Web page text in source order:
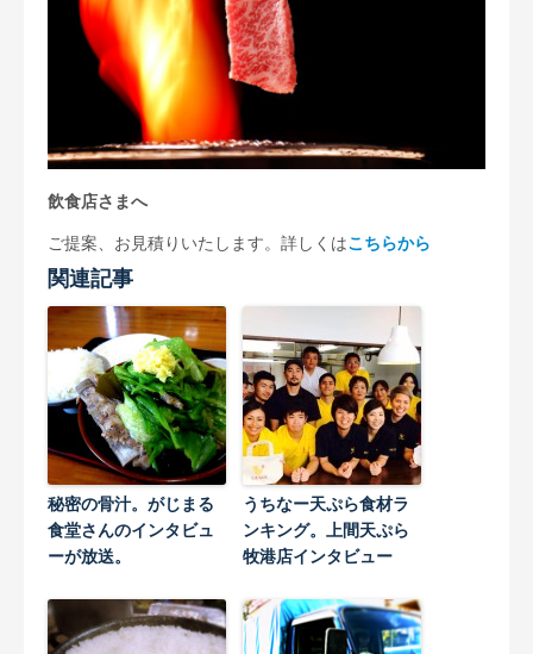
飲食店さまへ
ご提案、お見積りいたします。詳しくはこちらから
関連記事
秘密の骨汁。がじまる
食堂さんのインタビュ
ーが放送。
うちなー天ぷら食材ラ
ンキング。上間天ぷら
牧港店インタビュー